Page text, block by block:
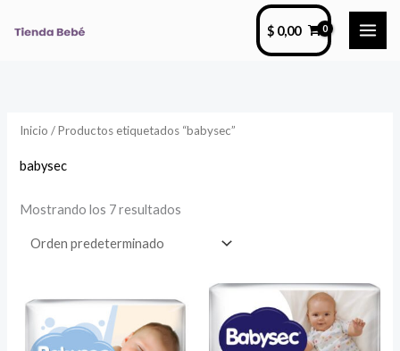
$0,00
Inicio / Productos etiquetados “babysec”
babysec
Mostrando los 7 resultados